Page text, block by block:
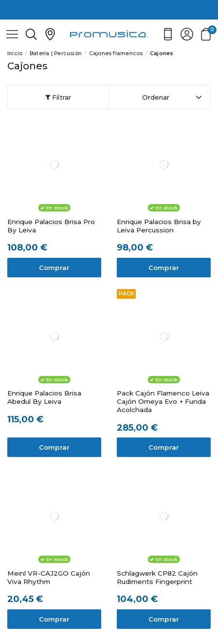
0
Inicio Batería | Percusión Cajones flamencos Cajones
Cajones
Filtrar Ordenar
En stock
Enrique Palacios Brisa Pro
By Leiva
108,00 €
Comprar
En stock
Enrique Palacios Brisa by
Leiva Percussion
98,00 €
Comprar
En stock
Enrique Palacios Brisa
Abedul By Leiva
115,00 €
Comprar
PACK
En stock
Pack Cajón Flamenco Leiva
Cajón Omeya Evo + Funda
Acolchada
285,00 €
Comprar
En stock
Meinl VR-CAJ2GO Cajón
Viva Rhythm
20,45 €
Comprar
En stock
Schlagwerk CP82 Cajón
Rudiments Fingerprint
104,00 €
Comprar